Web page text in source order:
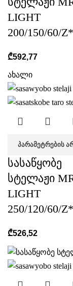
LIGHT
200/150/60/
₾592,77
ახალი
ᲞᲐᲠᲐᲛᲔᲢᲠᲔᲑᲘᲡ
სასაწყობე
სტელაჟი
LIGHT
250/120/60/
₾526,52